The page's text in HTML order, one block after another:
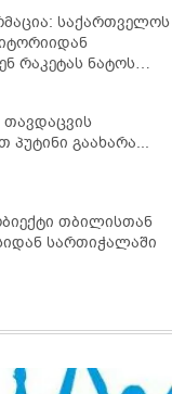
საქართველოს
რაკეტას ნატოს
თავდაცვის
პუტინი გაახარა...
თბილისთან
ახლოს ანუ კოსმოსიდან სართიჭალაში